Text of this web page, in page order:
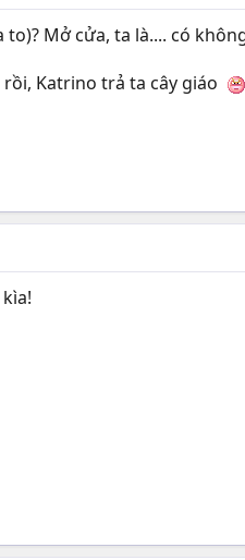
Mở cửa, ta là.... có
Katrino trả ta cây giáo